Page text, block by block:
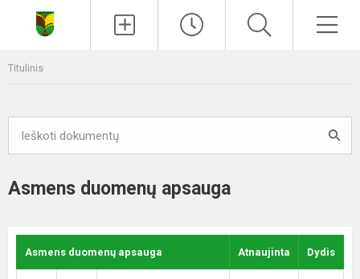
Titulinis
Asmens duomenų apsauga
Asmens duomenų apsauga Atnaujinta Dydis